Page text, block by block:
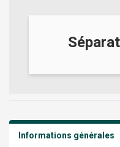
Informations générales